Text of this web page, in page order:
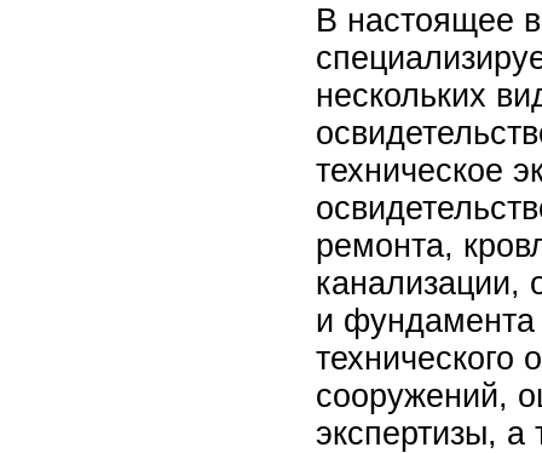
В настоящее
нескольких
техническое
ремонта,
канализации,
и фундамента
технического
сооружений,
экспертизы, а